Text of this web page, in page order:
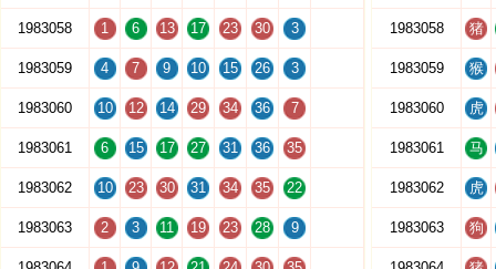
1983058 1 6 13 17 23 30 3
1983059 4 7 9 10 15 26 3
1983060 10 12 14 29 34 36 7
1983061 6 15 17 27 31 36 35
1983062 10 23 30 31 34 35 22
1983063 2 3 11 19 23 28 9
1983058 猪
1983059 猴
1983060 虎
1983061 马
1983062 虎
1983063 狗